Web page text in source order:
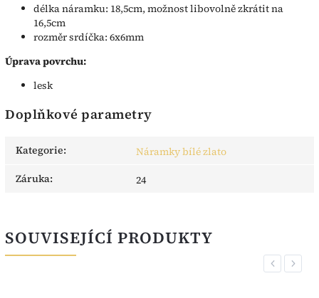
délka náramku: 18,5cm, možnost libovolně zkrátit na
16,5cm
rozměr srdíčka: 6x6mm
Úprava povrchu:
lesk
Doplňkové parametry
Kategorie:
Náramky bílé zlato
Záruka: 24
SOUVISEJÍCÍ PRODUKTY
Previous
Next